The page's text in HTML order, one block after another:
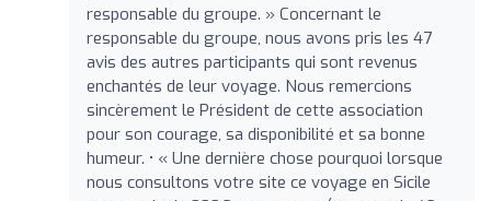
responsable du groupe. » Concernant le
responsable du groupe, nous avons pris les 47
avis des autres participants qui sont revenus
enchantés de leur voyage. Nous remercions
sincèrement le Président de cette association
pour son courage, sa disponibilité et sa bonne
humeur. • « Une dernière chose pourquoi lorsque
nous consultons votre site ce voyage en Sicile